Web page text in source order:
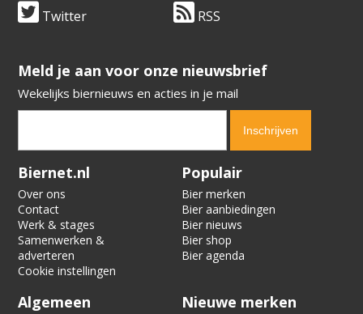
Twitter RSS
​​​​​​​Meld je aan voor onze nieuwsbrief
Wekelijks biernieuws en acties in je mail
Verification code:
Biernet.nl
Over ons
Contact
Werk & stages
Samenwerken &
adverteren
Cookie instellingen
Populair
Bier merken
Bier aanbiedingen
Bier nieuws
Bier shop
Bier agenda
Algemeen Nieuwe merken